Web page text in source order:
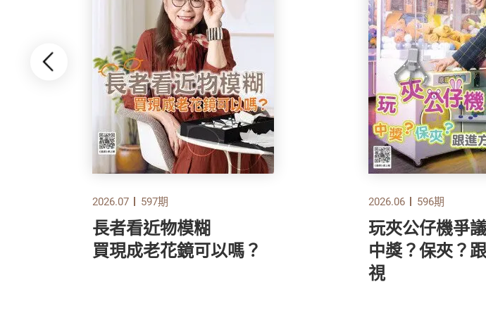
2026.07 597期
長者看近物模糊
買現成老花鏡可以嗎？
2026.06 596期
玩夾公仔機爭
中獎？保夾？
視